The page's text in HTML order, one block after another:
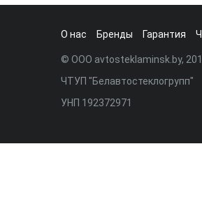
О нас Бренды Гарантия
© ООО avtosteklaminsk.by,
ЧТУП "Белавтостеклогрупп"
УНП 192372971